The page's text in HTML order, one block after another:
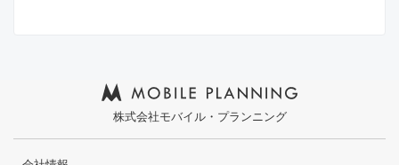
株式会社モバイル・プランニング